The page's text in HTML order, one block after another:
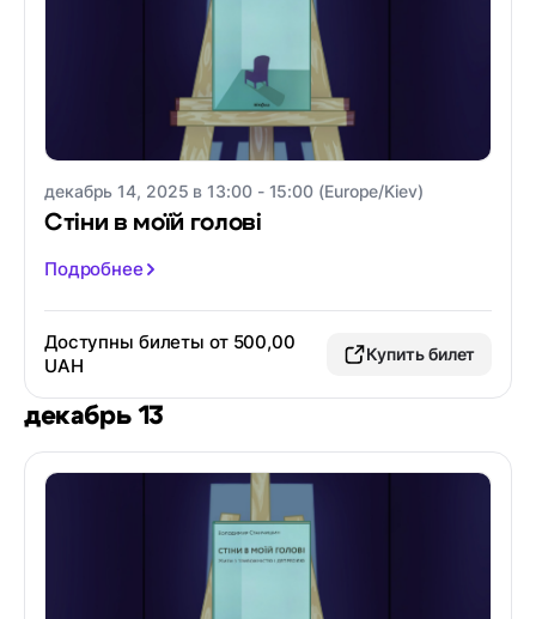
декабрь 14, 2025 в 13:00 - 15:00 (Europe/Kiev)
Стіни в моїй голові
Подробнее
Доступны билеты от 500,00
UAH
Купить билет
декабрь 13